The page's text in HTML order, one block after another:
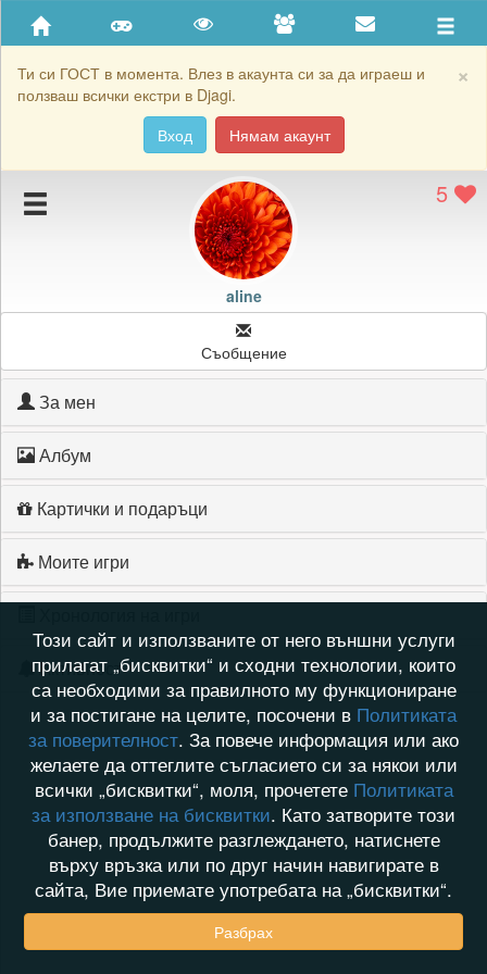
×
Ти си ГОСТ в момента. Влез в акаунта си за да играеш и
ползваш всички екстри в Djagi.
Вход
Нямам акаунт
Приятели
Хронология на игри
Подаръците на aline 5
aline
Съобщение
За мен
Албум
Картички и подаръци
Моите игри
Активност
Този сайт и използваните от него външни услуги
прилагат „бисквитки“ и сходни технологии, които
са необходими за правилното му функциониране
и за постигане на целите, посочени в Политиката
за поверителност. За повече информация или ако
желаете да оттеглите съгласието си за някои или
всички „бисквитки“, моля, прочетете Политиката
за използване на бисквитки. Като затворите този
банер, продължите разглеждането, натиснете
върху връзка или по друг начин навигирате в
сайта, Вие приемате употребата на „бисквитки“.
Разбрах